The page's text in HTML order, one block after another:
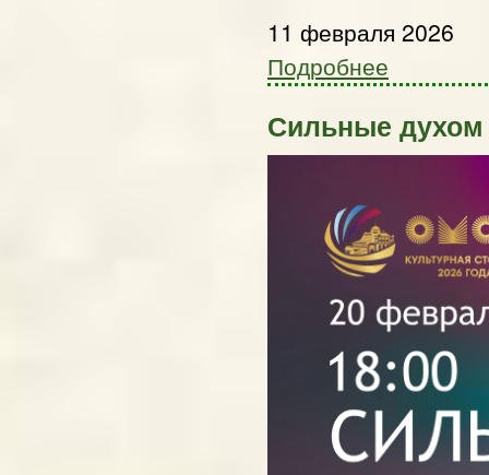
11 февраля 2026
Подробнее
Сильные духом